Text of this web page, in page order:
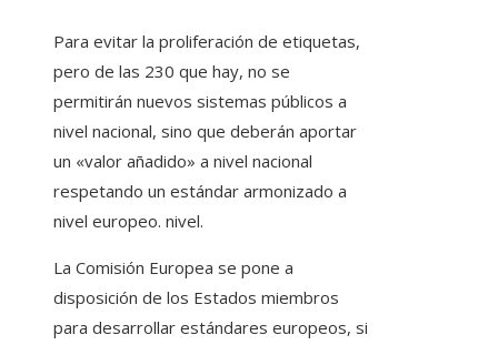
Para evitar la proliferación de etiquetas,
pero de las 230 que hay, no se
permitirán nuevos sistemas públicos a
nivel nacional, sino que deberán aportar
un «valor añadido» a nivel nacional
respetando un estándar armonizado a
nivel europeo. nivel.
La Comisión Europea se pone a
disposición de los Estados miembros
para desarrollar estándares europeos, si